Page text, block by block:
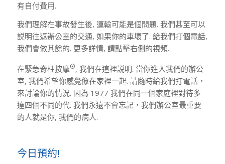
有自付費用.
我們理解在事故發生後, 運輸可能是個問題. 我們甚至可以
説明往返辦公室的交通, 如果你的車壞了. 給我們打個電話,
我們會做其餘的. 更多詳情, 請點擊右側的視頻.
在緊急脊柱按摩®, 我們在這裡説明. 當你進入我們的辦公
室, 我們希望你感覺像在家裡一起. 請隨時給我們打電話，
來討論你的情況. 因為 1977 我們在同一個家庭裡對待多
達四個不同的代. 我們永遠不會忘記，我們辦公室最重要
的人就是你, 我們的病人.
今日預約!